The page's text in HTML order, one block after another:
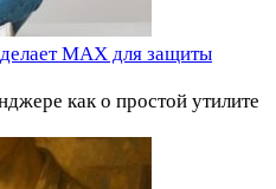
MAX для защиты
как о простой утилите